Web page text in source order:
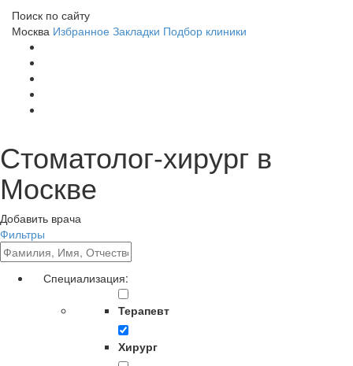
Поиск по сайту
Москва Избранное Закладки Подбор клиники
Стоматолог-хирург в
Москве
Добавить врача
Фильтры
Специализация:
Терапевт
Хирург